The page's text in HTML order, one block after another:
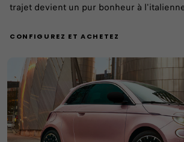
trajet devient un pur bonheur à
CONFIGUREZ ET ACHETEZ